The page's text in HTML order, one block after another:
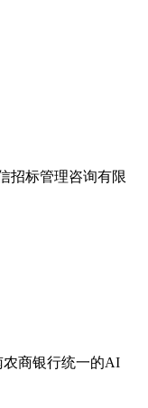
招标管理咨询有限
农商银行统一的AI